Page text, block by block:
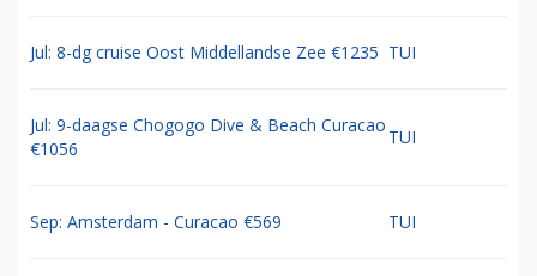
Jul: 8-dg cruise Oost Middellandse Zee €1235 TUI
Jul: 9-daagse Chogogo Dive & Beach Curacao
€1056
TUI
Sep: Amsterdam - Curacao €569 TUI